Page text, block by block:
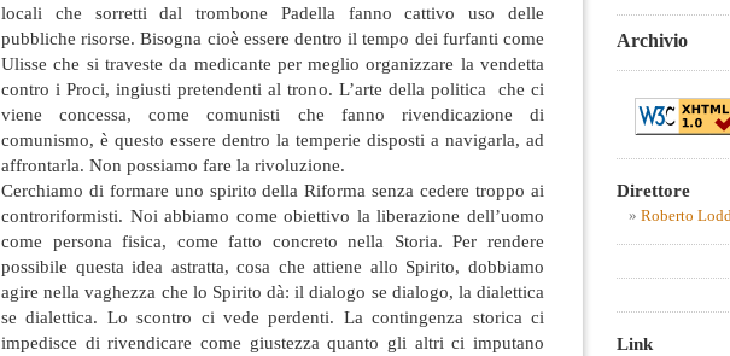
locali che sorretti dal trombone Padella fanno cattivo uso delle
pubbliche risorse. Bisogna cioè essere dentro il tempo dei furfanti come
Ulisse che si traveste da medicante per meglio organizzare la vendetta
contro i Proci, ingiusti pretendenti al trono. L’arte della politica che ci
viene concessa, come comunisti che fanno rivendicazione di
comunismo, è questo essere dentro la temperie disposti a navigarla, ad
affrontarla. Non possiamo fare la rivoluzione.
Cerchiamo di formare uno spirito della Riforma senza cedere troppo ai
controriformisti. Noi abbiamo come obiettivo la liberazione dell’uomo
come persona fisica, come fatto concreto nella Storia. Per rendere
possibile questa idea astratta, cosa che attiene allo Spirito, dobbiamo
agire nella vaghezza che lo Spirito dà: il dialogo se dialogo, la dialettica
se dialettica. Lo scontro ci vede perdenti. La contingenza storica ci
impedisce di rivendicare come giustezza quanto gli altri ci imputano
Archivio
Direttore
Roberto
Link